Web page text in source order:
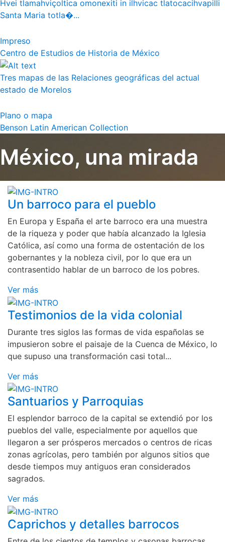
Hvei tlamahviçoltica omonexiti in ilhvicac tlatocacihvapilli
Santa Maria totla�...
Impreso
Centro de Estudios de Historia de México
Tres mapas de las Relaciones geográficas del actual
estado de Morelos
Plano o mapa
Benson Latin American Collection
México, una mirada
Un barroco para el pueblo
En Europa y España el arte barroco era una muestra
de la riqueza y poder que había alcanzado la Iglesia
Católica, así como una forma de ostentación de los
gobernantes y la nobleza civil, por lo que era un
contrasentido hablar de un barroco de los pobres.
Ver más
Testimonios de la vida colonial
Durante tres siglos las formas de vida españolas se
impusieron sobre el paisaje de la Cuenca de México, lo
que supuso una transformación casi total...
Ver más
Santuarios y Parroquias
El esplendor barroco de la capital se extendió por los
pueblos del valle, especialmente por aquellos que
llegaron a ser prósperos mercados o centros de ricas
zonas agrícolas, pero también por algunos sitios que
desde tiempos muy antiguos eran considerados
sagrados.
Ver más
Caprichos y detalles barrocos